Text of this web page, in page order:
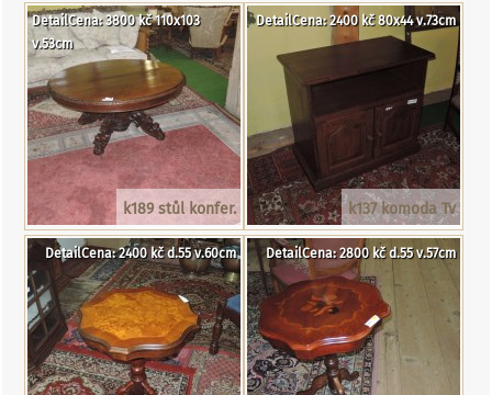
k189 stůl konfer.
DetailCena: 3800 kč 110x103
v.53cm
k137 komoda Tv
DetailCena: 2400 kč 80x44 v.73cm
DetailCena: 2400 kč d.55 v.60cm DetailCena: 2800 kč d.55 v.57cm